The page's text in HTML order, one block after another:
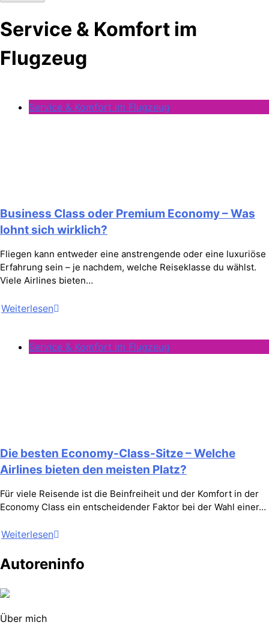
Service & Komfort im
Flugzeug
Service & Komfort im Flugzeug
Business Class oder Premium Economy – Was
lohnt sich wirklich?
Fliegen kann entweder eine anstrengende oder eine luxuriöse
Erfahrung sein – je nachdem, welche Reiseklasse du wählst.
Viele Airlines bieten…
Weiterlesen
Service & Komfort im Flugzeug
Die besten Economy-Class-Sitze – Welche
Airlines bieten den meisten Platz?
Für viele Reisende ist die Beinfreiheit und der Komfort in der
Economy Class ein entscheidender Faktor bei der Wahl einer…
Weiterlesen
Autoreninfo
Über mich